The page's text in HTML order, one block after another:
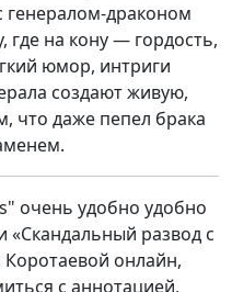
генералом-драконом
где на кону — гордость,
юмор, интриги
создают живую,
что даже пепел брака
очень удобно удобно
«Скандальный развод с
онлайн,
с аннотацией,